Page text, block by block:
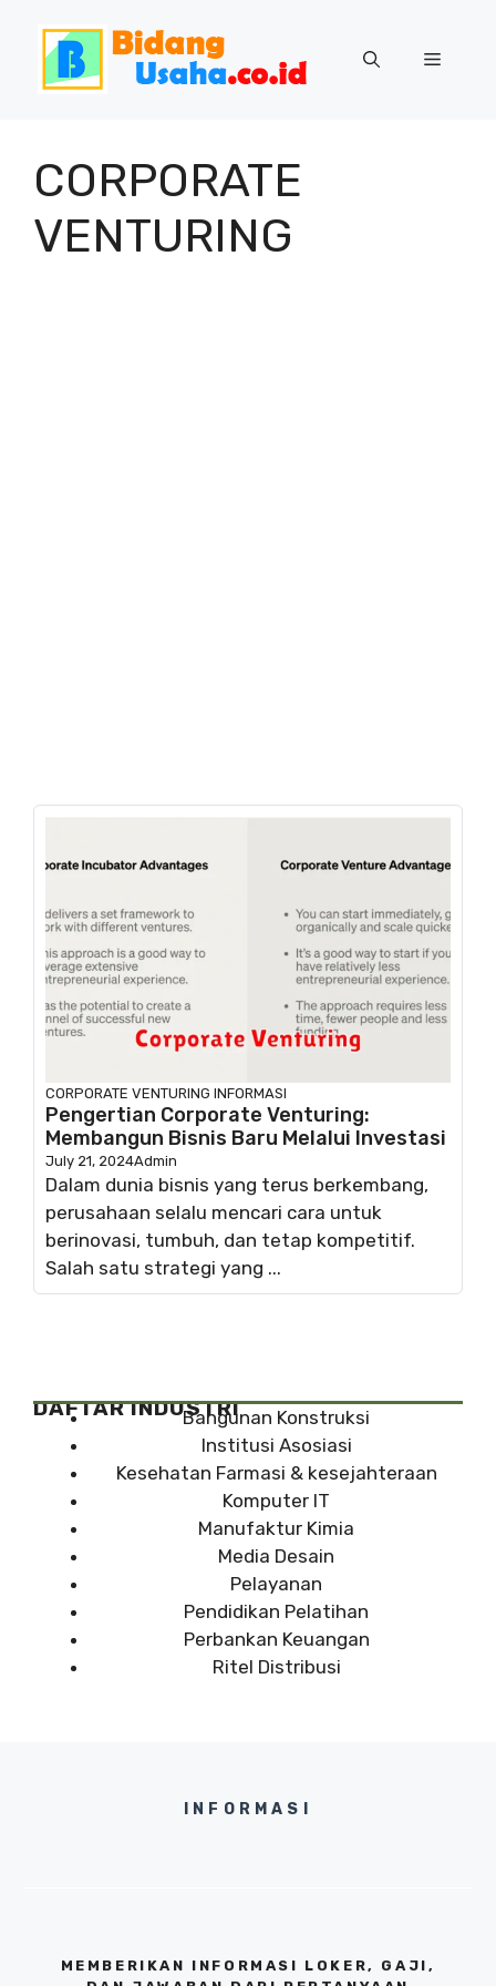
Menu
CORPORATE
VENTURING
CORPORATE VENTURING INFORMASI
Pengertian Corporate Venturing:
Membangun Bisnis Baru Melalui Investasi
July 21, 2024Admin
Dalam dunia bisnis yang terus berkembang,
perusahaan selalu mencari cara untuk
berinovasi, tumbuh, dan tetap kompetitif.
Salah satu strategi yang ...
DAFTAR INDUSTRIBangunan Konstruksi
Institusi Asosiasi
Kesehatan Farmasi & kesejahteraan
Komputer IT
Manufaktur Kimia
Media Desain
Pelayanan
Pendidikan Pelatihan
Perbankan Keuangan
Ritel Distribusi
INFORMASI
MEMBERIKAN INFORMASI LOKER, GAJI,